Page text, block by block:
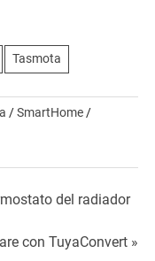
Tasmota
/SmartHome /
del radiador
con TuyaConvert »